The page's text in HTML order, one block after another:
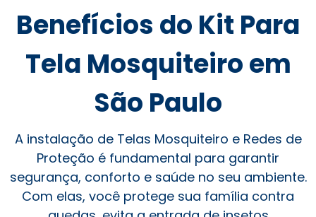
Benefícios do Kit Para
Tela Mosquiteiro em
São Paulo
A instalação de Telas Mosquiteiro e Redes de
Proteção é fundamental para garantir
segurança, conforto e saúde no seu ambiente.
Com elas, você protege sua família contra